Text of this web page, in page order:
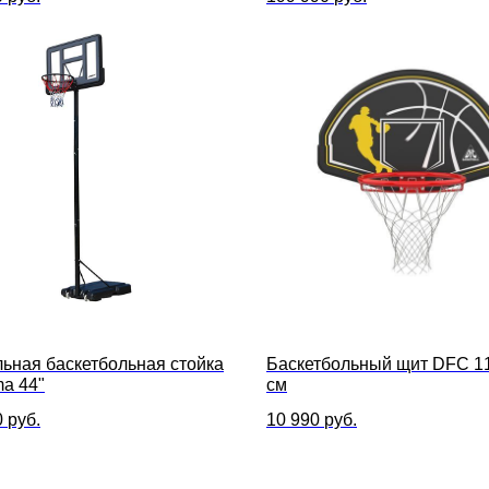
баскетбольная стойка
44"
руб.
Баскетбольный щит DFC
см
10 990 руб.